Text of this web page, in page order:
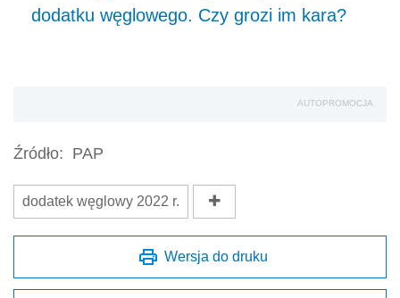
dodatku węglowego. Czy grozi im kara?
AUTOPROMOCJA
Źródło: PAP
dodatek węglowy 2022 r.
Wersja do druku